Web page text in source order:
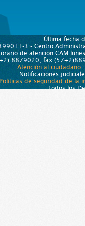
Última fecha
3 - Centro
de atención CAM
8879020, fax
Atención al ciudadano.
Notificaciones
Políticas de seguridad de la
Todos los